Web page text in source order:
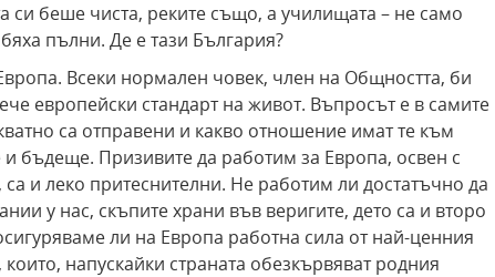
си беше чиста, реките също, а училищата – не само
пълни. Де е тази България?
Всеки нормален човек, член на Общността, би
европейски стандарт на живот. Въпросът е в самите
са отправени и какво отношение имат те към
и бъдеще. Призивите да работим за Европа, освен с
и леко притеснителни. Не работим ли достатъчно да
у нас, скъпите храни във веригите, дето са и второ
ли на Европа работна сила от най-ценния
напускайки страната обезкървяват родния